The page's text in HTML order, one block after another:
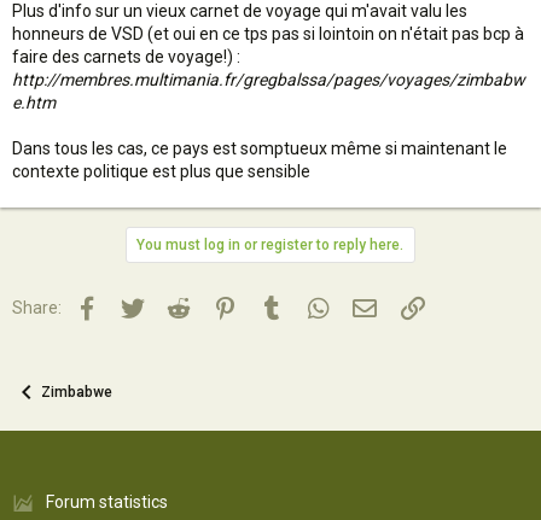
Plus d'info sur un vieux carnet de voyage qui m'avait valu les
honneurs de VSD (et oui en ce tps pas si lointoin on n'était pas bcp à
faire des carnets de voyage!) :
http://membres.multimania.fr/gregbalssa/pages/voyages/zimbabw
e.htm
Dans tous les cas, ce pays est somptueux même si maintenant le
contexte politique est plus que sensible
You must log in or register to reply here.
Share: Facebook
TwitterReddit PinterestTumblrWhatsApp
Email Lien
Zimbabwe
Forum statistics